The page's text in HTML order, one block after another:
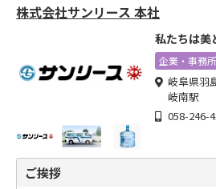
株式会社サンリース 本社
私たちは美
企業・事務所
岐阜県羽
岐南駅
058-246-
ご挨拶